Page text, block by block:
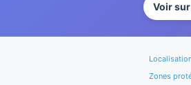
Voir
Zones